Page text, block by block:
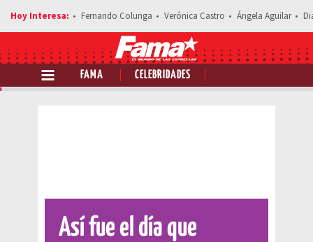
Fernando Colunga Verónica Castro Ángela Aguilar
FAMA CELEBRIDADES
Comparte esta noticia
Así fue el día que